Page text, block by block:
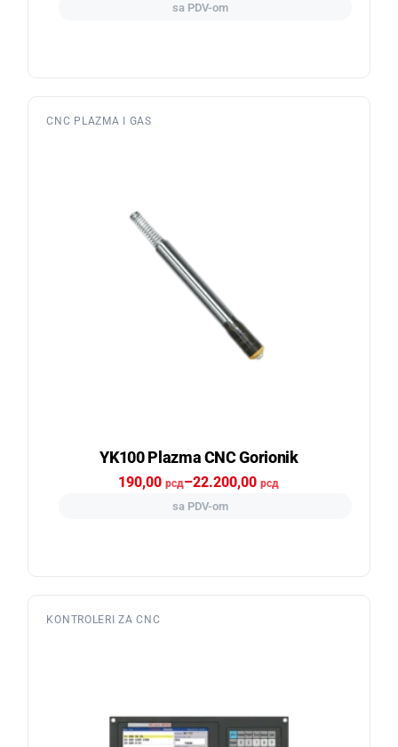
sa PDV-om
CNC PLAZMA I GAS
YK100 Plazma CNC Gorionik
190,00рсд–22.200,00рсд
sa PDV-om
KONTROLERI ZA CNC